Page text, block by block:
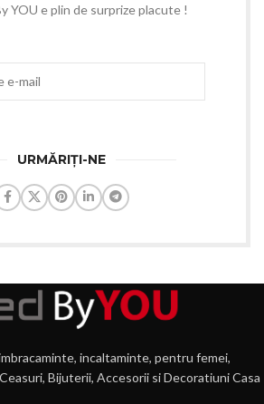
YOU e plin de surprize placute !
URMĂRIȚI-NE
incaltaminte, pentru femei,
Bijuterii, Accesorii si Decoratiuni Casa